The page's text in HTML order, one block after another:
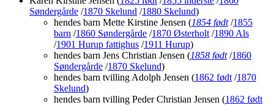
Søndergårde /1870 Skelund /1880 Skelund)
hendes barn Mette Kirstine Jensen (1854 født/1855
barn /1860 Søndergårde /1870 Østerholt /1890 Als
/1901 Hurup fattighus /1911 Hurup)
hendes barn Jens Christian Jensen (1858 født/1860
Søndergårde /1870 Skelund)
hendes barn tvilling Adolph Jensen (1862 født /1870
Skelund)
hendes barn tvilling Peder Christian Jensen (1862 født